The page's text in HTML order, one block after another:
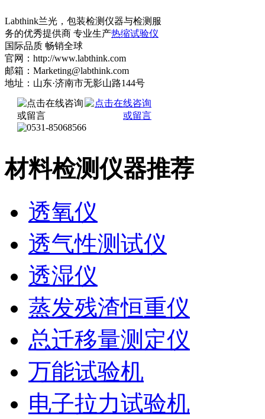
Labthink兰光，包装检测仪器与检测服
务的优秀提供商 专业生产热缩试验仪
国际品质 畅销全球
官网：http://www.labthink.com
邮箱：Marketing@labthink.com
地址：山东·济南市无影山路144号
材料检测仪器推荐
透氧仪
透气性测试仪
透湿仪
蒸发残渣恒重仪
总迁移量测定仪
万能试验机
电子拉力试验机